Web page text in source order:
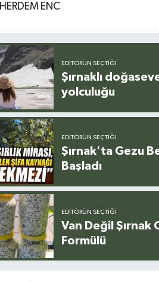
HERDEM ENC
EDITÖRÜN SEÇTIĞI
Şırnaklı
yolculuğu
EDITÖRÜN SEÇTIĞI
Şırnak'ta Gezu
Başladı
EDITÖRÜN SEÇTIĞI
Van Değil Şırnak
Formülü